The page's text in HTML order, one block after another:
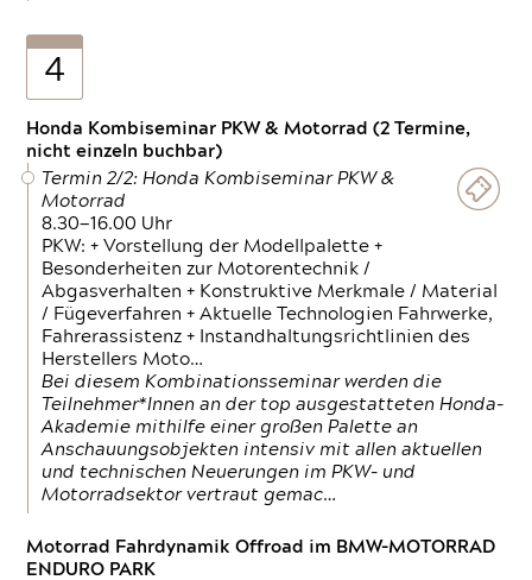
4
Honda Kombiseminar PKW & Motorrad (2 Termine,
nicht einzeln buchbar)
Termin 2/2: Honda Kombiseminar PKW &
Motorrad
8.30—16.00 Uhr
PKW: + Vorstellung der Modellpalette +
Besonderheiten zur Motorentechnik /
Abgasverhalten + Konstruktive Merkmale / Material
/ Fügeverfahren + Aktuelle Technologien Fahrwerke,
Fahrerassistenz + Instandhaltungsrichtlinien des
Herstellers Moto…
Bei diesem Kombinationsseminar werden die
Teilnehmer*Innen an der top ausgestatteten Honda-
Akademie mithilfe einer großen Palette an
Anschauungsobjekten intensiv mit allen aktuellen
und technischen Neuerungen im PKW- und
Motorradsektor vertraut gemac…
Motorrad Fahrdynamik Offroad im BMW-MOTORRAD
ENDURO PARK